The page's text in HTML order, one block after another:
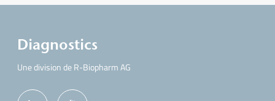
Diagnostics
Une division de R-Biopharm AG